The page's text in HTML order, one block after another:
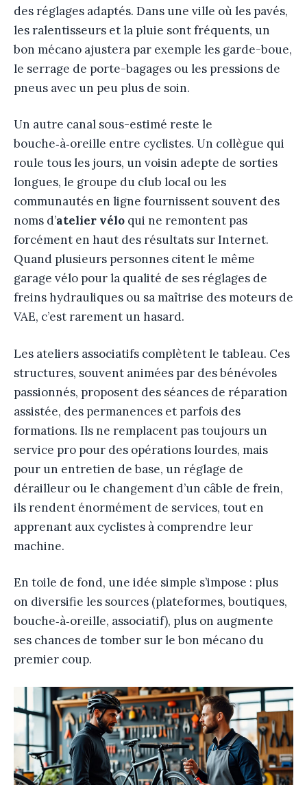
des réglages adaptés. Dans une ville où les pavés,
les ralentisseurs et la pluie sont fréquents, un
bon mécano ajustera par exemple les garde-boue,
le serrage de porte-bagages ou les pressions de
pneus avec un peu plus de soin.
Un autre canal sous-estimé reste le
bouche‑à‑oreille entre cyclistes. Un collègue qui
roule tous les jours, un voisin adepte de sorties
longues, le groupe du club local ou les
communautés en ligne fournissent souvent des
noms d’atelier vélo qui ne remontent pas
forcément en haut des résultats sur Internet.
Quand plusieurs personnes citent le même
garage vélo pour la qualité de ses réglages de
freins hydrauliques ou sa maîtrise des moteurs de
VAE, c’est rarement un hasard.
Les ateliers associatifs complètent le tableau. Ces
structures, souvent animées par des bénévoles
passionnés, proposent des séances de réparation
assistée, des permanences et parfois des
formations. Ils ne remplacent pas toujours un
service pro pour des opérations lourdes, mais
pour un entretien de base, un réglage de
dérailleur ou le changement d’un câble de frein,
ils rendent énormément de services, tout en
apprenant aux cyclistes à comprendre leur
machine.
En toile de fond, une idée simple s’impose : plus
on diversifie les sources (plateformes, boutiques,
bouche‑à‑oreille, associatif), plus on augmente
ses chances de tomber sur le bon mécano du
premier coup.